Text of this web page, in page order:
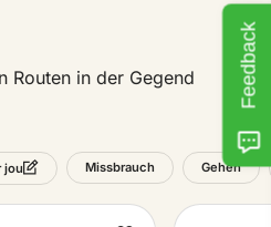
Routen in der Gegend
jou Missbrauch Gehen
Feedback